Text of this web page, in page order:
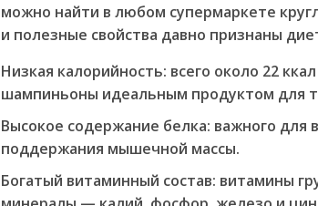
можно найти в любом супермаркете
и полезные свойства давно признаны
Низкая калорийность: всего около 22
шампиньоны идеальным продуктом для
Высокое содержание белка: важного для
поддержания мышечной массы.
Богатый витаминный состав: витамины